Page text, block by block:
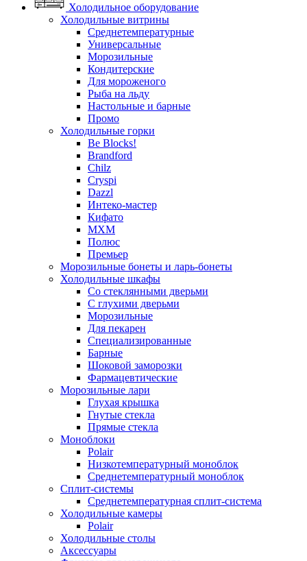
Холодильное оборудование
Холодильные витрины
Среднетемпературные
Универсальные
Морозильные
Кондитерские
Для мороженого
Рыба на льду
Настольные и барные
Промо
Холодильные горки
Be Blocks!
Brandford
Chilz
Cryspi
Dazzl
Интеко-мастер
Кифато
МХМ
Полюс
Премьер
Морозильные бонеты и ларь-бонеты
Холодильные шкафы
Со стеклянными дверьми
С глухими дверьми
Морозильные
Для пекарен
Специализированные
Барные
Шоковой заморозки
Фармацевтические
Морозильные лари
Глухая крышка
Гнутые стекла
Прямые стекла
Моноблоки
Polair
Низкотемпературный моноблок
Среднетемпературный моноблок
Сплит-системы
Среднетемпературная сплит-система
Холодильные камеры
Polair
Холодильные столы
Аксессуары